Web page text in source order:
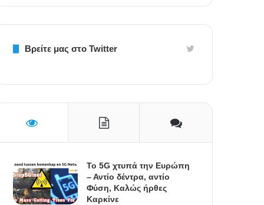
Βρείτε μας στο Twitter
To 5G χτυπά την Ευρώπη
– Αντίο δέντρα, αντίο
Φύση, Καλώς ήρθες
Καρκίνε